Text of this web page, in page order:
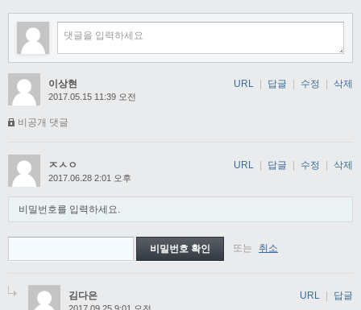
이상현
2017.05.15 11:39 오전
비공개 댓글
URL 답글 수정 삭제
ㅈㅅㅇ
2017.06.28 2:01 오후
비밀번호를 입력하세요.
또는 취소
URL | 답글 | 수정 | 삭제
김다은 URL 답글